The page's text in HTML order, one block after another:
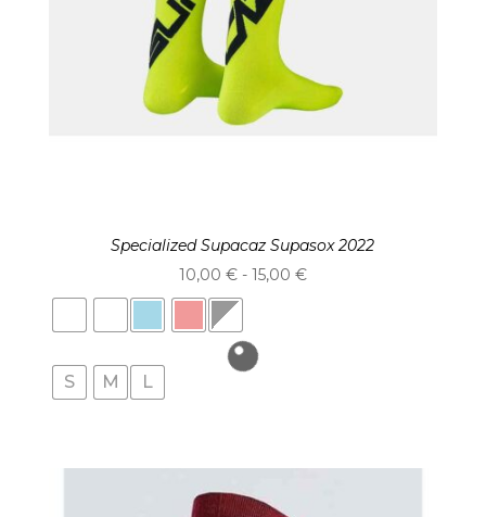
Specialized Supacaz Supasox 2022
10,00 € - 15,00 €Rango
S M L